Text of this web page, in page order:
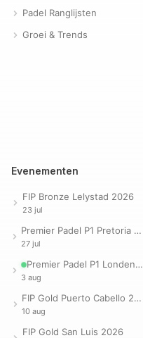
Padel Ranglijsten
Groei & Trends
Evenementen
FIP Bronze Lelystad 2026
23 jul
Premier Padel P1 Pretoria 2026
27 jul
Premier Padel P1 Londen 2026
3 aug
FIP Gold Puerto Cabello 2026
10 aug
FIP Gold San Luis 2026